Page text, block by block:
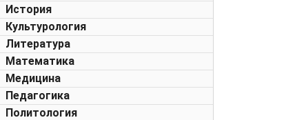
История
Культурология
Литература
Математика
Медицина
Педагогика
Политология